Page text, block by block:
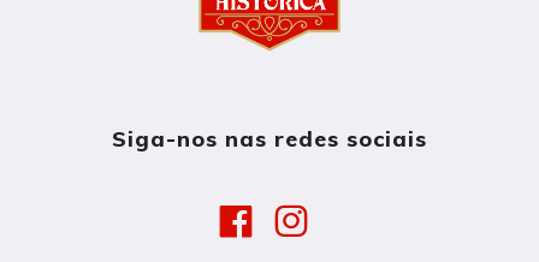
Siga-nos nas redes sociais